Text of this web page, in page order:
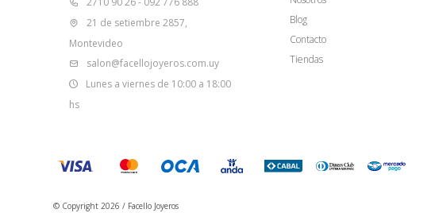
21 de setiembre 2857,
Montevideo
salon@facellojoyeros.com.uy
Lunes a viernes de 10:00 a 18:00
hs
Blog
Contacto
Tiendas
© Copyright 2026 / Facello Joyeros